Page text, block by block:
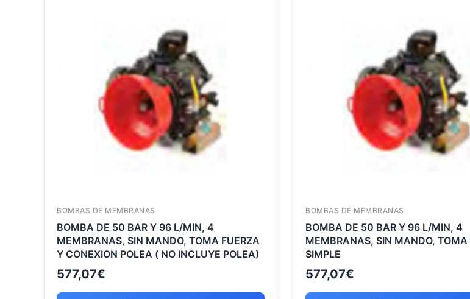
BOMBAS DE MEMBRANAS
BOMBA DE 50 BAR Y 96 L/MIN, 4
MEMBRANAS, SIN MANDO, TOMA FUERZA
Y CONEXION POLEA ( NO INCLUYE POLEA)
577,07€
BOMBAS DE MEMBRANAS
BOMBA DE 50 BAR Y 96 L/MIN, 4
MEMBRANAS, SIN MANDO, TOMA
SIMPLE
577,07€